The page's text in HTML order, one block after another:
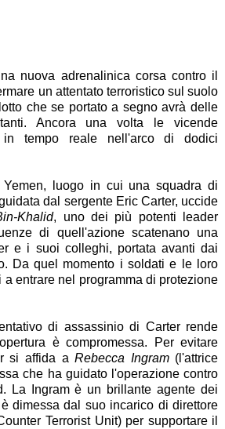
nuova adrenalinica corsa contro il
un attentato terroristico sul suolo
che se portato a segno avrà delle
Ancora una volta le vicende
in tempo reale nell'arco di dodici
luogo in cui una squadra di
dal sergente Eric Carter, uccide
Khalid, uno dei più potenti leader
di quell'azione scatenano una
e i suoi colleghi, portata avanti dai
Da quel momento i soldati e le loro
a entrare nel programma di protezione
di assassinio di Carter rende
è compromessa. Per evitare
si affida aRebecca Ingram(l'attrice
che ha guidato l'operazione contro
La Ingram è un brillante agente dei
dimessa dal suo incarico di direttore
Terrorist Unit) per supportare il